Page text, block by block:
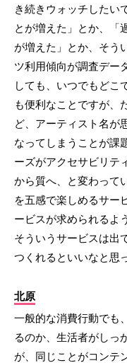
き続きウォッチしたい
とが増えた」とか、「
が増えた」とか、そう
ツ利用傾向が調査デー
しても、いつでもどこ
も便利なことですが、
ど、アーティスト名が
なってしまうことが課
ーズがアクセサビリテ
から質へ、と変わって
を五感で楽しめるサー
ービスが求められるよ
そういうサービスは出
つくれるといいなと思
北原
一般的な消費行動でも
るのか、生活者がしっ
が、同じことがコンテ